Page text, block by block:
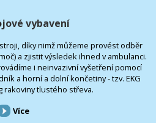
vybavení
díky nimž můžeme provést odběr
a zjistit výsledek ihned v ambulanci.
i neinvazivní vyšetření pomocí
a horní a dolní končetiny - tzv. EKG
rakoviny tlustého střeva.
Více